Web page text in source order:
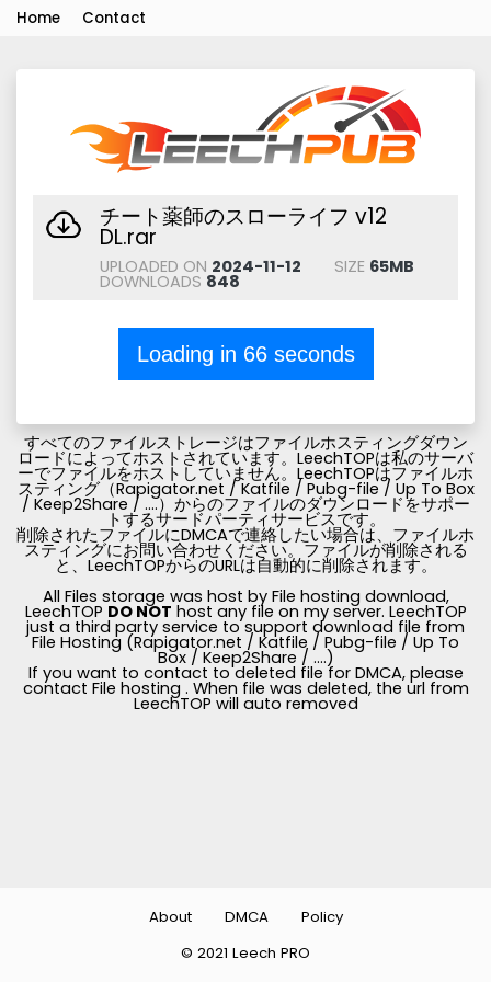
Home Contact
チート薬師のスローライフ v12
DL.rar
UPLOADED ON 2024-11-12 SIZE 65MB
DOWNLOADS 848
Loading in 66seconds
すべてのファイルストレージはファイルホスティングダウン
ロードによってホストされています。LeechTOPは私のサーバ
ーでファイルをホストしていません。LeechTOPはファイルホ
スティング（Rapigator.net / Katfile / Pubg-file / Up To Box
/ Keep2Share / ....）からのファイルのダウンロードをサポー
トするサードパーティサービスです。
削除されたファイルにDMCAで連絡したい場合は、ファイルホ
スティングにお問い合わせください。ファイルが削除される
と、LeechTOPからのURLは自動的に削除されます。
All Files storage was host by File hosting download,
LeechTOP DO NOT host any file on my server. LeechTOP
just a third party service to support download file from
File Hosting (Rapigator.net / Katfile / Pubg-file / Up To
Box / Keep2Share / ....)
If you want to contact to deleted file for DMCA, please
contact File hosting . When file was deleted, the url from
LeechTOP will auto removed
© 2021 Leech PRO
About DMCA Policy